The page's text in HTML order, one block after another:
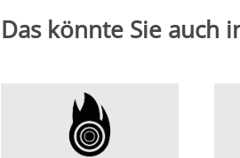
Das könnte Sie auch